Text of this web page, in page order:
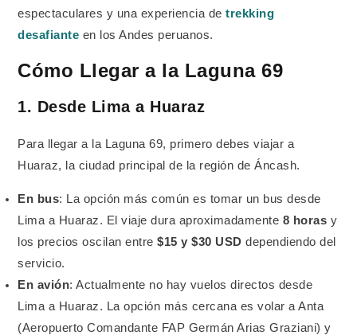
espectaculares y una experiencia detrekking
desafiante en los Andes peruanos.
Cómo Llegar a la Laguna 69
1. Desde Lima a Huaraz
Para llegar a la Laguna 69, primero debes viajar a
Huaraz, la ciudad principal de la región de Áncash.
En bus: La opción más común es tomar un bus desde
Lima a Huaraz. El viaje dura aproximadamente 8 horas y
los precios oscilan entre$15 y $30 USD dependiendo del
servicio.
En avión: Actualmente no hay vuelos directos desde
Lima a Huaraz. La opción más cercana es volar a Anta
(Aeropuerto Comandante FAP Germán Arias Graziani) y